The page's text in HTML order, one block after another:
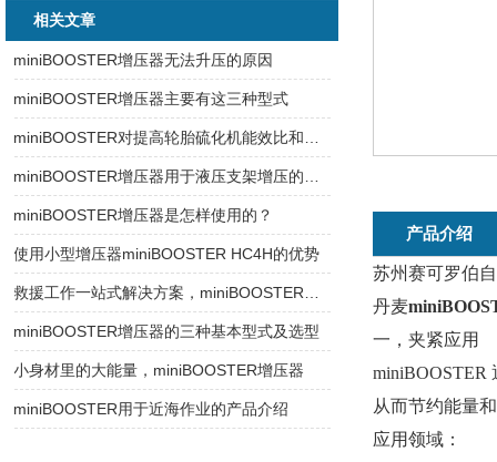
产品介绍
苏州赛可罗伯
丹麦
一，夹紧应用
miniBOOSTER
从而节约能量
应用领域：
相关文章
miniBOOSTER增压器无法升压的原因
miniBOOSTER增压器主要有这三种型式
miniBOOSTER增压器是怎样使用的？
使用小型增压器miniBOOSTER HC4H的优势
miniBOOSTER增压器的三种基本型式及选型
小身材里的大能量，miniBOOSTER增压器
miniBOOSTER用于近海作业的产品介绍